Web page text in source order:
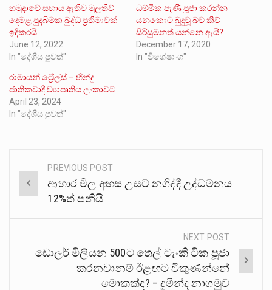
හමුදාවේ සහාය ඇතිව මුලතිව්
දෙමළ පුදබිමක බුද්ධ ප්‍රතිමාවක්
ඉදිකරයි
June 12, 2022
In "දේශීය පුවත්"
ධම්මික පැණි පූජා කරන්න
යනකොට බුදුවූ බව කිව්
සිරිසුමනත් යන්නෙ ඇයි?
December 17, 2020
In "විශේෂාංග"
රාමායන් ට්‍රේල්ස් – හින්දු
ජාතිකවාදී ව්‍යාපෘතිය ලංකාවට
April 23, 2024
In "දේශීය පුවත්"
Post
navigation
PREVIOUS POST
ආහාර මිල අහස උසට නගිද්දී උද්ධමනය
12%ත් පනියි
NEXT POST
ඩොලර් මිලියන 500ට තෙල් ටැංකි ටික පූජා
කරනවානම් ඊළඟට විකුණන්නේ
මොකක්ද? – දුමින්ද නාගමුව